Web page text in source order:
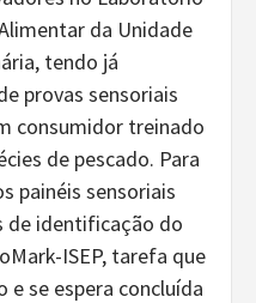
da Unidade
tendo já
provas sensoriais
consumidor treinado
de pescado. Para
painéis sensoriais
de identificação do
ISEP, tarefa que
e se espera concluída